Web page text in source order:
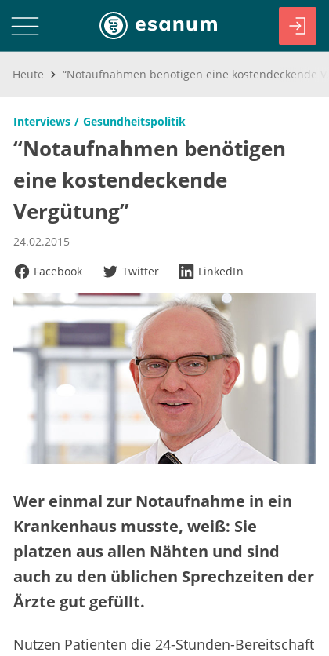
Heute
Interviews Gesundheitspolitik
“Notaufnahmen benötigen
eine kostendeckende
Vergütung”
24.02.2015
Facebook
Twitter LinkedIn
Wer einmal zur Notaufnahme in ein
Krankenhaus musste, weiß: Sie
platzen aus allen Nähten und sind
auch zu den üblichen Sprechzeiten der
Ärzte gut gefüllt.
Nutzen Patienten die 24-Stunden-Bereitschaft